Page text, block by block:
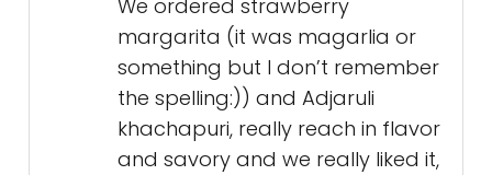
We ordered strawberry
margarita (it was magarlia or
something but I don’t remember
the spelling:)) and Adjaruli
khachapuri, really reach in flavor
and savory and we really liked it,